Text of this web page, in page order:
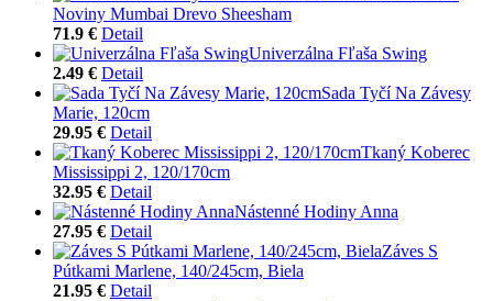
Noviny Mumbai Drevo Sheesham
71.9 € Detail
Univerzálna Fľaša Swing
2.49 € Detail
Sada Tyčí Na Závesy
Marie, 120cm
29.95 € Detail
Tkaný Koberec
Mississippi 2, 120/170cm
32.95 € Detail
Nástenné Hodiny Anna
27.95 € Detail
Záves S
Pútkami Marlene, 140/245cm, Biela
21.95 € Detail